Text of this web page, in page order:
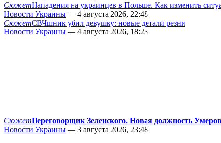
СюжетНападения на украинцев в Польше. Как изменить
Новости Украины — 4 августа 2026, 22:48
СюжетСВЧшник убил девушку: новые детали резни
Новости Украины — 4 августа 2026, 18:23
СюжетПереговорщик Зеленского. Новая должность
Новости Украины — 3 августа 2026, 23:48